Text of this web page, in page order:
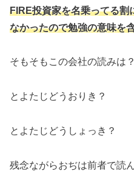
FIRE投資家を名乗ってる割
なかったので勉強の意味を
そもそもこの会社の読みは？
とよたじどうおりき？
とよたじどうしょっき？
残念ながらおぢは前者で読